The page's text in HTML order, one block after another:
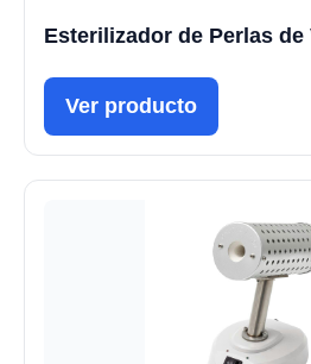
Esterilizador de Perlas de
Ver producto